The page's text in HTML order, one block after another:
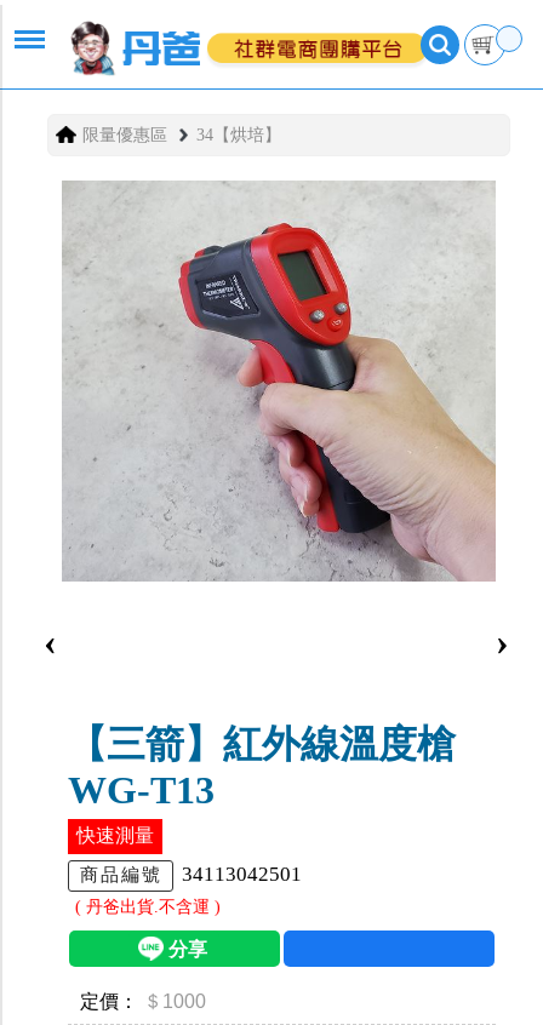
限量優惠區 34【烘培】
‹ ›
【三箭】紅外線溫度槍
WG-T13
快速測量
商品編號 34113042501
( 丹爸出貨.不含運 )
定價： ＄1000